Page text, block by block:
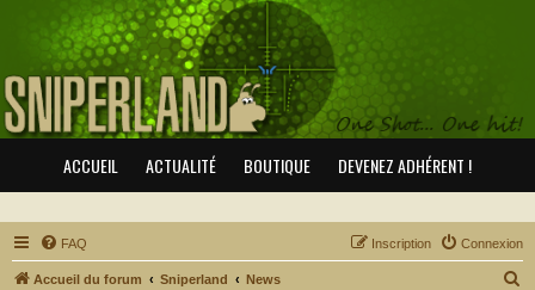
ACCUEIL ACTUALITÉ BOUTIQUE DEVENEZ ADHÉRENT !
FAQ Connexion
Inscription
Accueil du forum Sniperland News